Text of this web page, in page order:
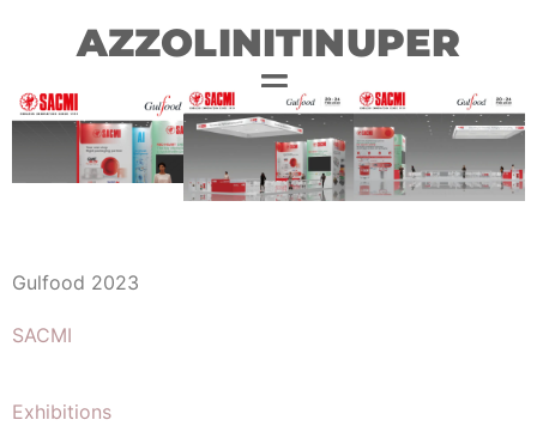
AZZOLINITINUPER
Gulfood 2023
SACMI
Exhibitions